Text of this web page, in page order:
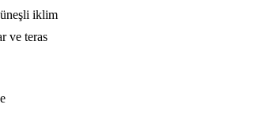
iklim
ve teras